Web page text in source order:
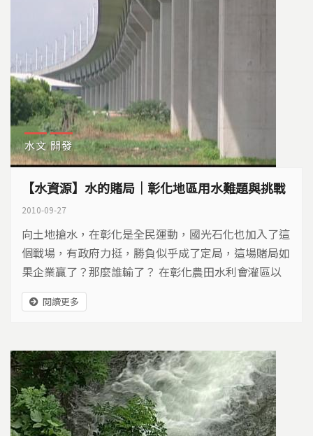
水文 開發
【水資源】水的賭局｜彰化地區用水難題與挑戰
2010-09-27
向土地搶水，在彰化是全民運動，國光石化也加入了這
個戰場，有政府力挺，勝負似乎成了定局，這場賭局如
果企業贏了？那麼誰輸了？ 在彰化農田水利會灌區以
外的農地，抽地下水灌溉是農民唯一的生存之路，但芳
苑沿海的地下水已經鹽化，PH值達到8，呈弱鹼性，鹽
作物常常死亡，有的農民已經放棄耕作，但還是有人不
放棄，抱著希望繼續耕作。 在芳苑，過去地下水鹽化
的區域，...
閱讀更多